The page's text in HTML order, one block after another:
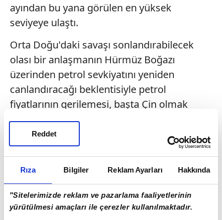
Rıza Bilgiler Reklam Ayarları Hakkında
"Sitelerimizde reklam ve pazarlama faaliyetlerinin
yürütülmesi amaçları ile çerezler kullanılmaktadır.
Reddet
ayından bu yana görülen en yüksek
seviyeye ulaştı.
Orta Doğu'daki savaşı sonlandırabilecek
olası bir anlaşmanın Hürmüz Boğazı
üzerinden petrol sevkiyatını yeniden
canlandıracağı beklentisiyle petrol
fiyatlarının gerilemesi, başta Çin olmak
üzere petrol tedarikinde bölgeye yoğun
şekilde bağımlı Asya ekonomilerinde
olumlu hava estirdi.
Dolar endeksinin bu yılın başından bu yana
gerilemesi de Çin para biriminin dolar
karşısında değerinin artmasında etkili oldu.
Çin yuanı bu yıl dolar karşısında yüzde 2,64